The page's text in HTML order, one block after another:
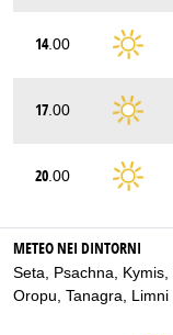
14.00
17 .00
20 .00
METEO NEI DINTORNI
Seta Psachna Kymis
Oropu Tanagra Limni